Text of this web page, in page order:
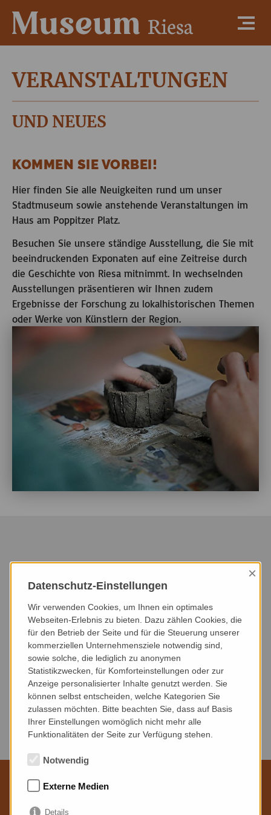
VERANSTALTUNGEN
UND NEUES
KOMMEN SIE VORBEI!
Hier finden Sie alle Neuigkeiten rund um unser
Stadtmuseum sowie anstehende Veranstaltungen im
Haus am Poppitzer Platz.
Besuchen Sie unsere ständige Ausstellung, die Sie mit
beeindruckenden Exponaten auf eine Zeitreise durch
die Geschichte von Riesa mitnimmt. In wechselnden
Ausstellungen präsentieren wir Ihnen zudem
Ergebnisse der Forschung zu lokalhistorischen Themen
oder Werke von Künstlern der Region.
NÄCHSTE 6 MONATE
VERANSTALTUNGSART VERANSTALTUNGSORT
Keine Veranstaltungen gefunden.
Datenschutz-Einstellungen
×
Wir verwenden Cookies, um Ihnen ein optimales
Webseiten-Erlebnis zu bieten. Dazu zählen Cookies, die
für den Betrieb der Seite und für die Steuerung unserer
kommerziellen Unternehmensziele notwendig sind,
sowie solche, die lediglich zu anonymen
Statistikzwecken, für Komforteinstellungen oder zur
Anzeige personalisierter Inhalte genutzt werden. Sie
können selbst entscheiden, welche Kategorien Sie
zulassen möchten. Bitte beachten Sie, dass auf Basis
Ihrer Einstellungen womöglich nicht mehr alle
Funktionalitäten der Seite zur Verfügung stehen.
Notwendig
Externe Medien
Details